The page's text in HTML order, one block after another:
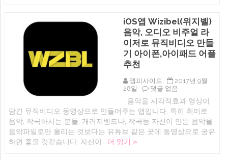
추
천)
에
편
곡,
음
악
파
일
내
기,
래
연
습,
어
학
iOS앱 Wizibel(위지벨)
음악, 오디오 비주얼 라
이저로 뮤직비디오 만들
기 아이폰,아이패드 어플
추천
앱피사이드
2017년 9월
28일
iOS
Wizibel(위
지
벨)
악,
댓글 없음
음악을 시각적효과 영상이
담긴 뮤직비디오 동영상으로 만들어주는 앱입니다. 특히 취미로
음악, 작곡하시는 분들, 개러지밴드나, 작곡등 자신이 만든 음악을
음악파일로만 올리는 것보다는 유튜브 같은 곳에 동영상으로 공유
하면 좋을 것같습니다. 자신이… 더 읽기 »